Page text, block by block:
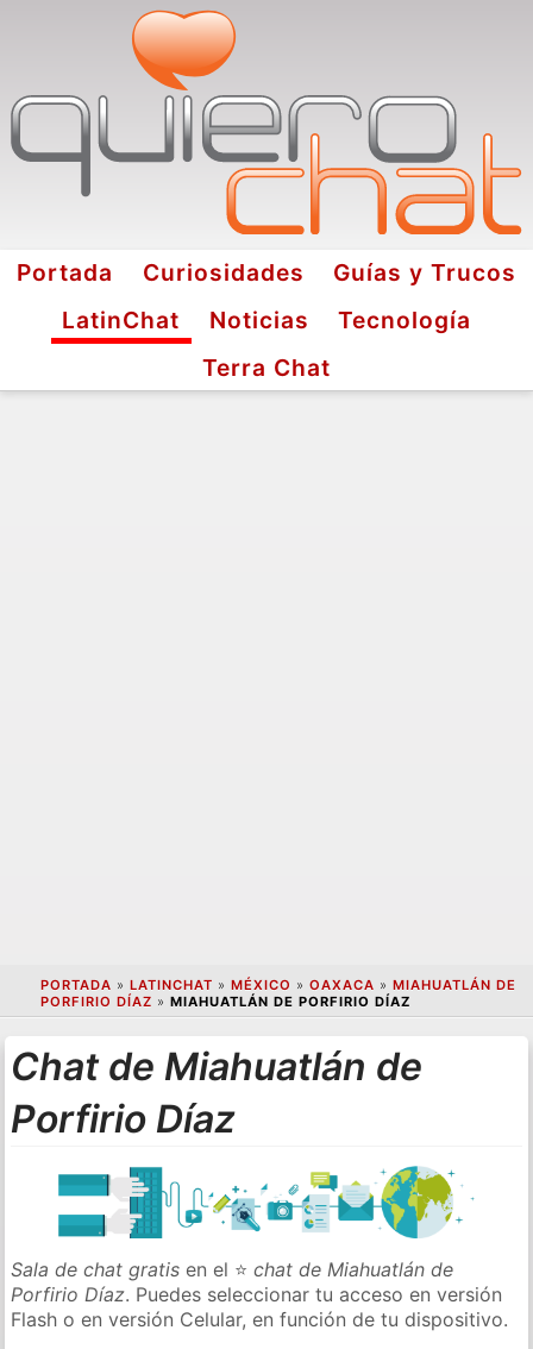
Portada Curiosidades
Guías y Trucos
LatinChat
Noticias
Tecnología
Terra Chat
PORTADA » LATINCHAT » MÉXICO » OAXACA » MIAHUATLÁN DE
PORFIRIO DÍAZ » MIAHUATLÁN DE PORFIRIO DÍAZ
Chat de Miahuatlán de
Porfirio Díaz
Sala de chat gratis en el ⭐chat de Miahuatlán de
Porfirio Díaz. Puedes seleccionar tu acceso en versión
Flash o en versión Celular, en función de tu dispositivo.